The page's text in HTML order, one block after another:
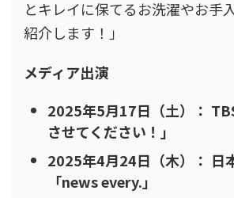
とキレイに保てるお洗濯やお手
紹介します！」
メディア出演
2025年5月17日（土）：
させてください！」
2025年4月24日（木）： 日
「news every.」